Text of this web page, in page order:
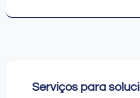
Serviços para